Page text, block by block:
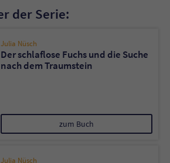
der Serie:
Julia Nüsch
Der schlaflose Fuchs und die Suche
nach dem Traumstein
zum Buch
Julia Nüsch